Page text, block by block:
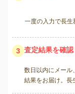
一度の入力で長生
3 査定結果を確認
数日以内にメール
結果をお届け。長